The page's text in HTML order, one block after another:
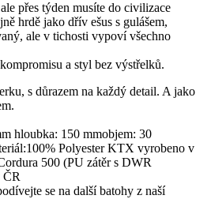
přes týden musíte do civilizace
hrdě jako dřív ešus s gulášem,
ale v tichosti vypoví všechno
a styl bez výstřelků.
s důrazem na každý detail. A jako
hloubka: 150 mmobjem: 30
Polyester KTX vyrobeno v
500 (PU zátěr s DWR
ČR
se na další batohy z naší